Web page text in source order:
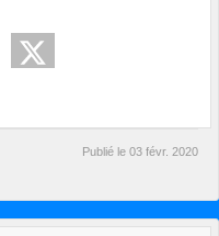
Publié le 03 févr. 2020